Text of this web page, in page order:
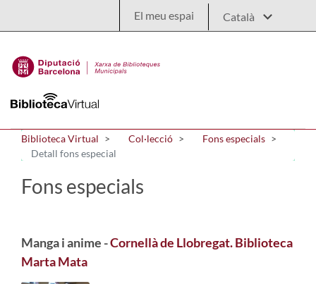
El meu espai
Biblioteca Virtual Col·lecció
Fons especials
Detall fons especial
Fons especials
Manga i anime -Cornellà de Llobregat. Biblioteca
Marta Mata